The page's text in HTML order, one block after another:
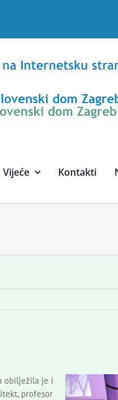
Vijeće Kontakti
obilježila je i
profesor